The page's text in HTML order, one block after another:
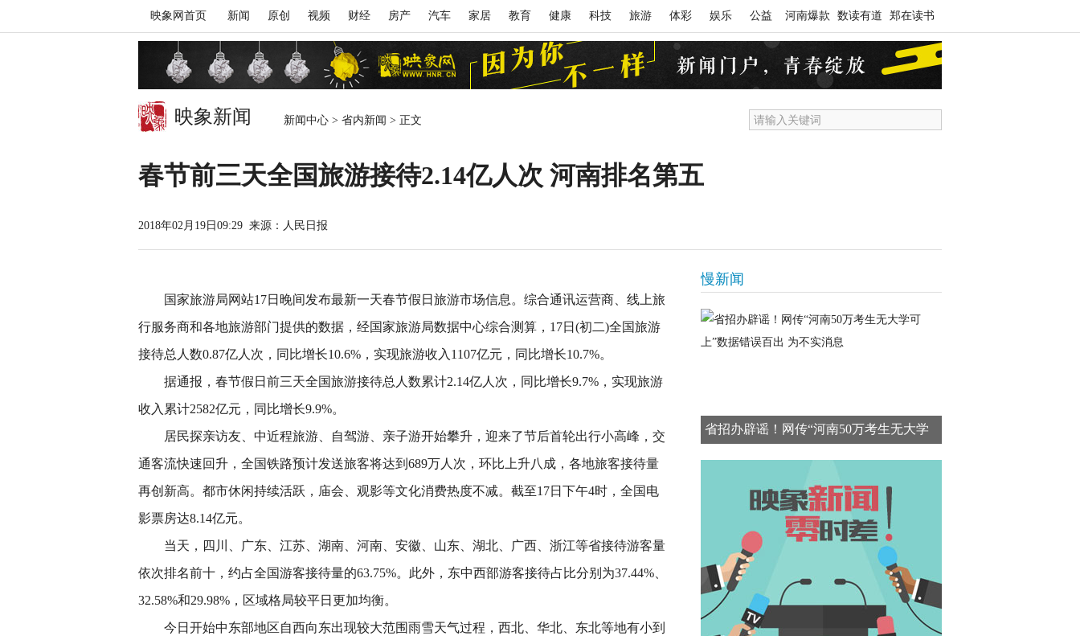
映象网首页 新闻 原创 视频 财经 房产 汽车 家居 教育 健康 科技 旅游 体彩 娱乐 公益 河南爆款 数读有道 郑在读书
映象新闻 新闻中心 > 省内新闻 > 正文
春节前三天全国旅游接待2.14亿人次 河南排名第五
2018年02月19日09:29 来源：人民日报
国家旅游局网站17日晚间发布最新一天春节假日旅游市场信息。综合通讯运营商、线上旅
行服务商和各地旅游部门提供的数据，经国家旅游局数据中心综合测算，17日(初二)全国旅游
接待总人数0.87亿人次，同比增长10.6%，实现旅游收入1107亿元，同比增长10.7%。
据通报，春节假日前三天全国旅游接待总人数累计2.14亿人次，同比增长9.7%，实现旅游
收入累计2582亿元，同比增长9.9%。
居民探亲访友、中近程旅游、自驾游、亲子游开始攀升，迎来了节后首轮出行小高峰，交
通客流快速回升，全国铁路预计发送旅客将达到689万人次，环比上升八成，各地旅客接待量
再创新高。都市休闲持续活跃，庙会、观影等文化消费热度不减。截至17日下午4时，全国电
影票房达8.14亿元。
当天，四川、广东、江苏、湖南、河南、安徽、山东、湖北、广西、浙江等省接待游客量
依次排名前十，约占全国游客接待量的63.75%。此外，东中西部游客接待占比分别为37.44%、
32.58%和29.98%，区域格局较平日更加均衡。
今日开始中东部地区自西向东出现较大范围雨雪天气过程，西北、华北、东北等地有小到
慢新闻
省招办辟谣！网传“河南50万考生无大学